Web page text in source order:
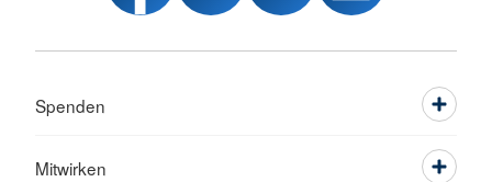
Spenden
Mitwirken